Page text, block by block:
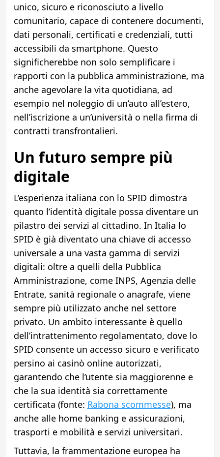
unico, sicuro e riconosciuto a livello
comunitario, capace di contenere documenti,
dati personali, certificati e credenziali, tutti
accessibili da smartphone. Questo
significherebbe non solo semplificare i
rapporti con la pubblica amministrazione, ma
anche agevolare la vita quotidiana, ad
esempio nel noleggio di un’auto all’estero,
nell’iscrizione a un’università o nella firma di
contratti transfrontalieri.
Un futuro sempre più
digitale
L’esperienza italiana con lo SPID dimostra
quanto l’identità digitale possa diventare un
pilastro dei servizi al cittadino. In Italia lo
SPID è già diventato una chiave di accesso
universale a una vasta gamma di servizi
digitali: oltre a quelli della Pubblica
Amministrazione, come INPS, Agenzia delle
Entrate, sanità regionale o anagrafe, viene
sempre più utilizzato anche nel settore
privato. Un ambito interessante è quello
dell’intrattenimento regolamentato, dove lo
SPID consente un accesso sicuro e verificato
persino ai casinò online autorizzati,
garantendo che l’utente sia maggiorenne e
che la sua identità sia correttamente
certificata (fonte: Rabona scommesse), ma
anche alle home banking e assicurazioni,
trasporti e mobilità e servizi universitari.
Tuttavia, la frammentazione europea ha